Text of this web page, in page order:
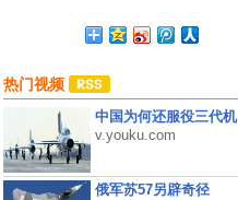
热门视频
中国为何还服役三代机
v.youku.com
俄军苏57另辟奇径